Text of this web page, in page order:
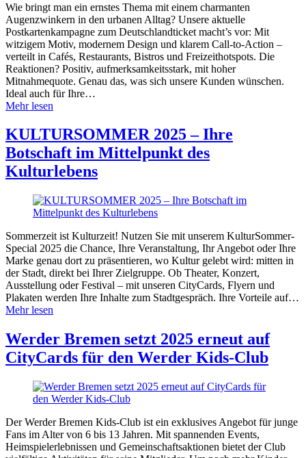
Wie bringt man ein ernstes Thema mit einem charmanten
Augenzwinkern in den urbanen Alltag? Unsere aktuelle
Postkartenkampagne zum Deutschlandticket macht’s vor: Mit
witzigem Motiv, modernem Design und klarem Call-to-Action –
verteilt in Cafés, Restaurants, Bistros und Freizeithotspots. Die
Reaktionen? Positiv, aufmerksamkeitsstark, mit hoher
Mitnahmequote. Genau das, was sich unsere Kunden wünschen.
Ideal auch für Ihre…
Mehr lesen
KULTURSOMMER 2025 – Ihre
Botschaft im Mittelpunkt des
Kulturlebens
Sommerzeit ist Kulturzeit! Nutzen Sie mit unserem KulturSommer-
Special 2025 die Chance, Ihre Veranstaltung, Ihr Angebot oder Ihre
Marke genau dort zu präsentieren, wo Kultur gelebt wird: mitten in
der Stadt, direkt bei Ihrer Zielgruppe. Ob Theater, Konzert,
Ausstellung oder Festival – mit unseren CityCards, Flyern und
Plakaten werden Ihre Inhalte zum Stadtgespräch. Ihre Vorteile auf…
Mehr lesen
Werder Bremen setzt 2025 erneut auf
CityCards für den Werder Kids-Club
Der Werder Bremen Kids-Club ist ein exklusives Angebot für junge
Fans im Alter von 6 bis 13 Jahren. Mit spannenden Events,
Heimspielerlebnissen und Gemeinschaftsaktionen bietet der Club